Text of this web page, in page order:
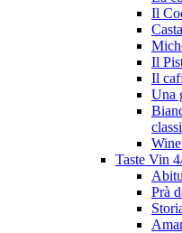
Il
Il
Il
Una
Taste Vin
Prà